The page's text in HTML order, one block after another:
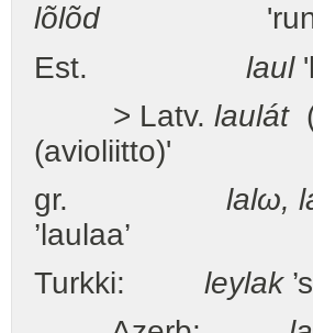
lõlõd
Est. laul
> Latv. laulát
(avioliitto)'
gr. lalω,
’laulaa’
Turkki: leylak